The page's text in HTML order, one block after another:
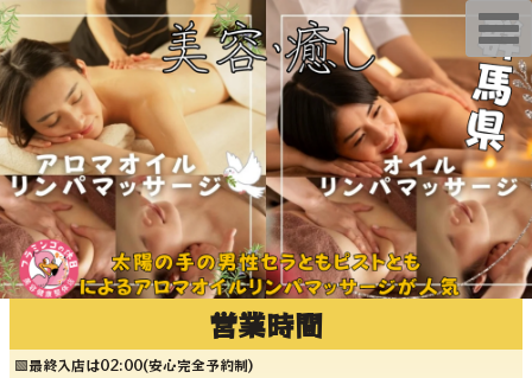
営業時間
🟩最終入店は02:00(安心完全予約制)
T
o
g
g
l
e
n
a
v
i
g
i
o
n